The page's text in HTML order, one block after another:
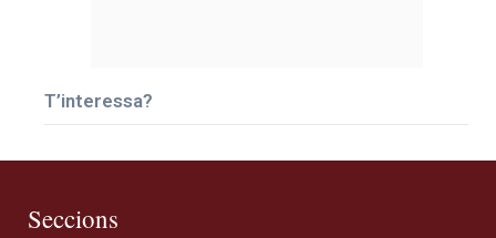
T’interessa?
Seccions